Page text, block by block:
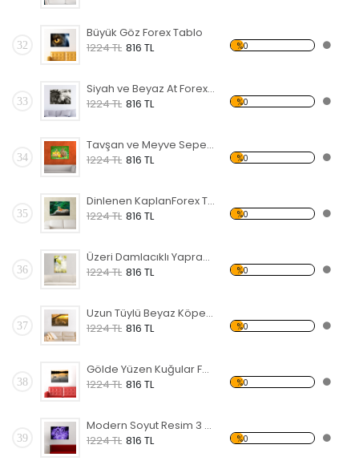
32
Büyük Göz Forex Tablo
1224 TL 816 TL %0
33
Siyah ve Beyaz At Forex Tablo
1224 TL 816 TL %0
34
Tavşan ve Meyve Sepeti Forex Tablo
1224 TL 816 TL %0
35
Dinlenen KaplanForex Tablo
1224 TL 816 TL %0
36
Üzeri Damlacıklı Yaprak Forex Tablo
1224 TL 816 TL %0
37
Uzun Tüylü Beyaz Köpek Forex Tablo
1224 TL 816 TL %0
38
Gölde Yüzen Kuğular Forex Tablo
1224 TL 816 TL %0
39
Modern Soyut Resim 3 Forex Tablo
1224 TL 816 TL %0